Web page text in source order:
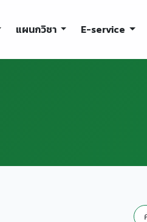
แผนกวิชา E-service